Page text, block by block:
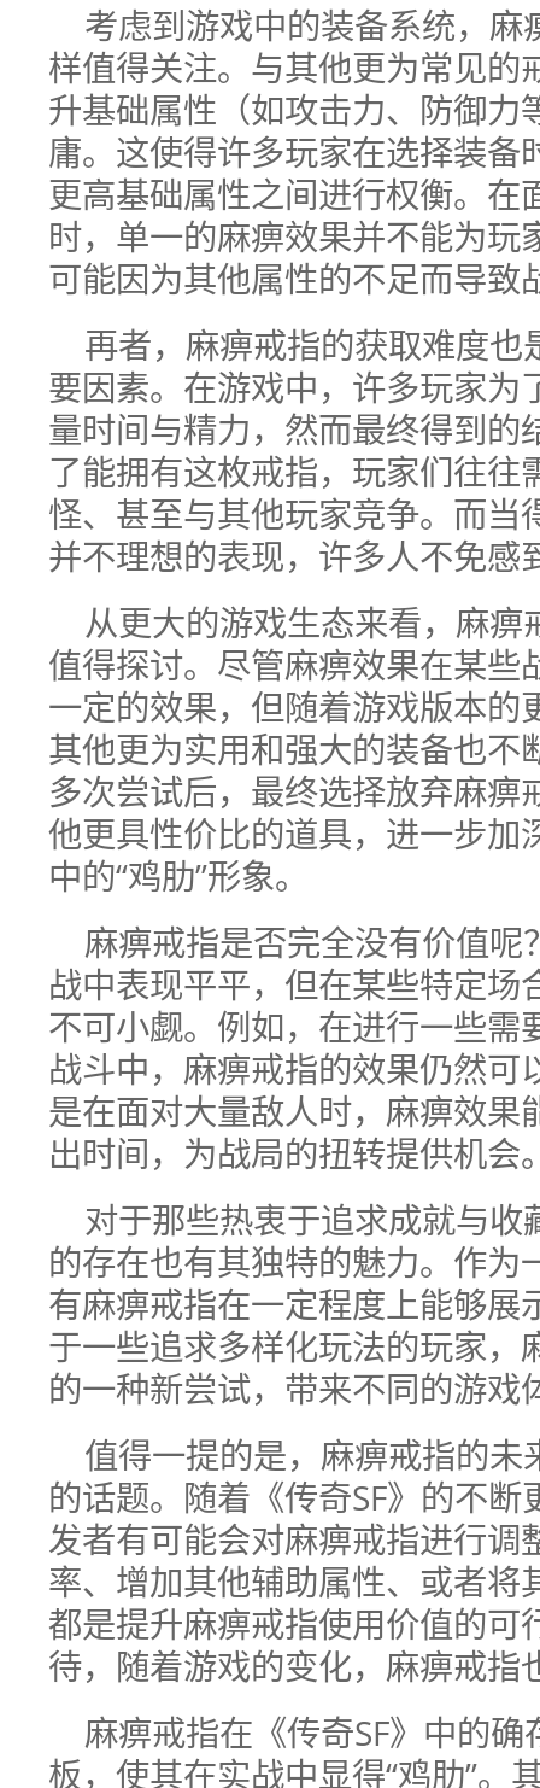
考虑到游戏中的装备系统，
样值得关注。与其他更为常见的
升基础属性（如攻击力、防御力
庸。这使得许多玩家在选择装备
更高基础属性之间进行权衡。在
时，单一的麻痹效果并不能为玩
可能因为其他属性的不足而导致
再者，麻痹戒指的获取难度也
要因素。在游戏中，许多玩家为
量时间与精力，然而最终得到的
了能拥有这枚戒指，玩家们往往
怪、甚至与其他玩家竞争。而当
并不理想的表现，许多人不免感
从更大的游戏生态来看，麻
值得探讨。尽管麻痹效果在某些
一定的效果，但随着游戏版本的
其他更为实用和强大的装备也不
多次尝试后，最终选择放弃麻痹
他更具性价比的道具，进一步加
中的“鸡肋”形象。
麻痹戒指是否完全没有价值
战中表现平平，但在某些特定场
不可小觑。例如，在进行一些需
战斗中，麻痹戒指的效果仍然可
是在面对大量敌人时，麻痹效果
出时间，为战局的扭转提供机会
对于那些热衷于追求成就与
的存在也有其独特的魅力。作为
有麻痹戒指在一定程度上能够展
于一些追求多样化玩法的玩家，
的一种新尝试，带来不同的游戏
值得一提的是，麻痹戒指的
的话题。随着《传奇SF》的不
发者有可能会对麻痹戒指进行调
率、增加其他辅助属性、或者将
都是提升麻痹戒指使用价值的可
待，随着游戏的变化，麻痹戒指
麻痹戒指在《传奇SF》中的
板，使其在实战中显得“鸡肋”。